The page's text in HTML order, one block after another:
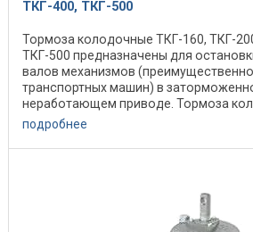
ТКГ-400, ТКГ-500
Тормоза колодочные ТКГ-160, ТКГ-
ТКГ-500 предназначены для
валов механизмов
транспортных машин) в
неработающем приводе. Тормоза
подробнее